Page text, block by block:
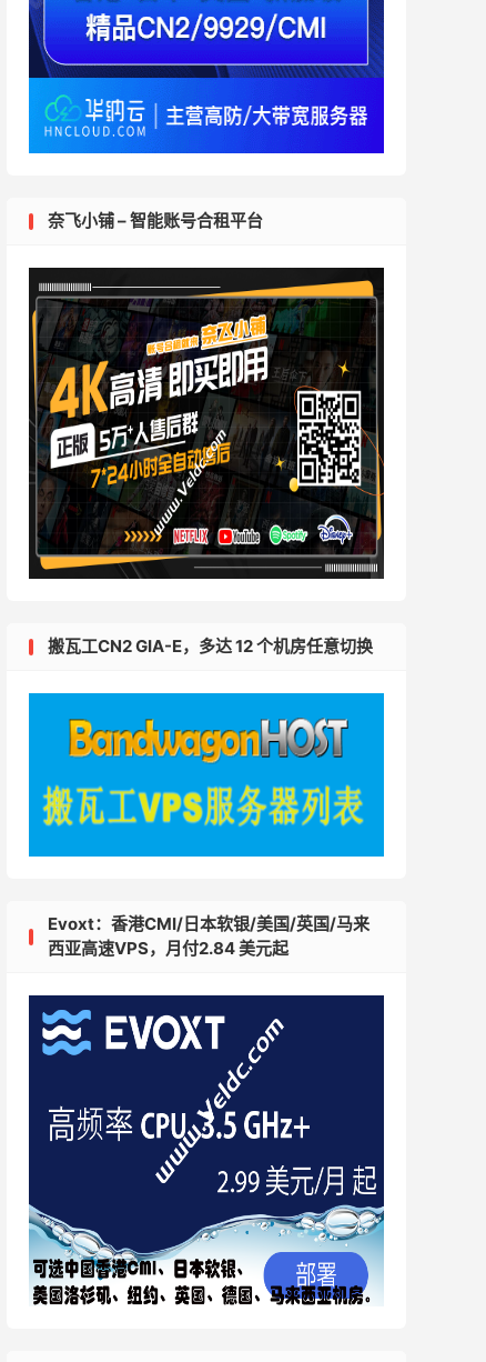
奈飞小铺 – 智能账号合租平台
搬瓦工CN2 GIA-E，多达 12 个机房任意切换
Evoxt：香港CMI/日本软银/美国/英国/马来
西亚高速VPS，月付2.84 美元起